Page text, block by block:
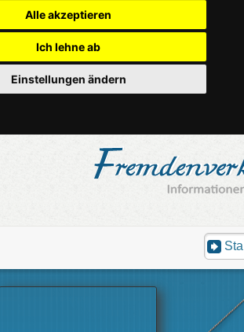
Alle akzeptieren
Ich lehne ab
Einstellungen ändern